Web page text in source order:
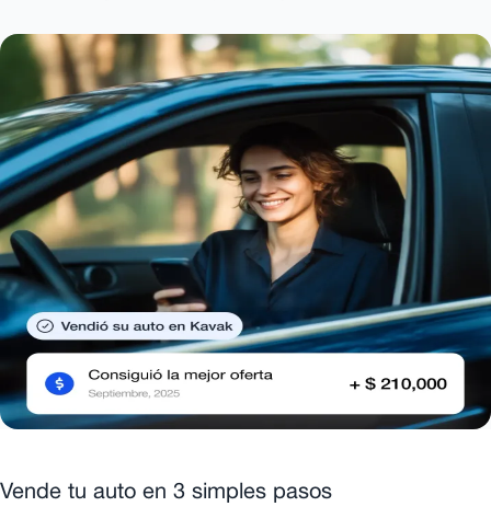
Vende tu auto en 3 simples pasos